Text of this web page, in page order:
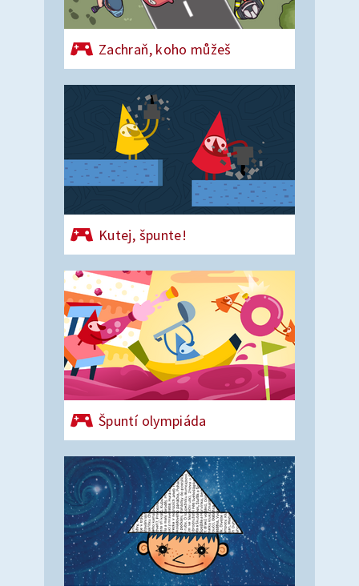
Zachraň, koho můžeš
Kutej, špunte!
Špuntí olympiáda